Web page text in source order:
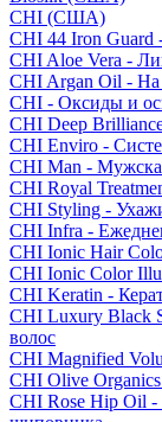
CHI (США)
CHI 44 Iron Guard
CHI Aloe Vera -
CHI Argan Oil - На
CHI - Оксиды и
CHI Deep
CHI Enviro -
CHI Man -
CHI Royal
CHI Styling -
CHI Infra -
CHI Ionic Hair
CHI Ionic Color
CHI Keratin -
CHI Luxury Black
волос
CHI Magnified
CHI Olive
CHI Rose Hip Oil -